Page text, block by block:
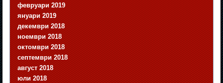
февруари 2019
януари 2019
декември 2018
ноември 2018
октомври 2018
септември 2018
август 2018
юли 2018